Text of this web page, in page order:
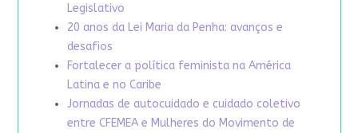
Legislativo
20 anos da Lei Maria da Penha: avanços e
desafios
Fortalecer a política feminista na América
Latina e no Caribe
Jornadas de autocuidado e cuidado coletivo
entre CFEMEA e Mulheres do Movimento de